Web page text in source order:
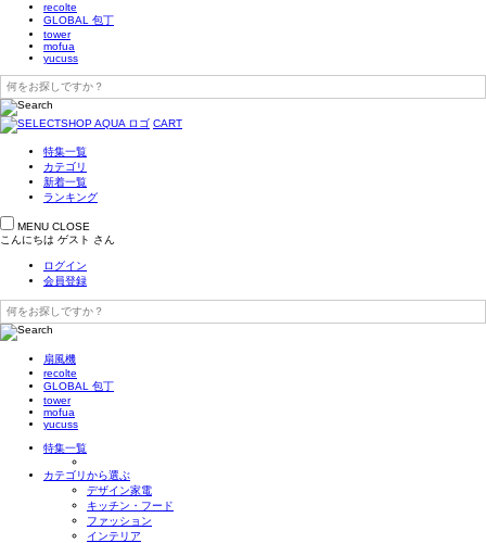
recolte
GLOBAL 包丁
tower
mofua
yucuss
CART
特集一覧
カテゴリ
新着一覧
ランキング
MENU CLOSE
こんにちは ゲスト さん
ログイン
会員登録
扇風機
recolte
GLOBAL 包丁
tower
mofua
yucuss
特集一覧
カテゴリから選ぶ
デザイン家電
キッチン・フード
ファッション
インテリア